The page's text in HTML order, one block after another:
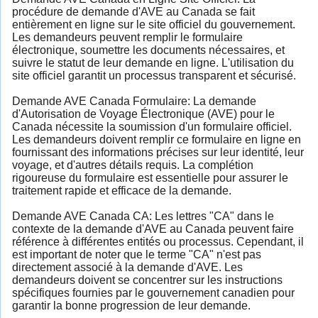
procédure de demande d'AVE au Canada se fait
entièrement en ligne sur le site officiel du gouvernement.
Les demandeurs peuvent remplir le formulaire
électronique, soumettre les documents nécessaires, et
suivre le statut de leur demande en ligne. L'utilisation du
site officiel garantit un processus transparent et sécurisé.
Demande AVE Canada Formulaire: La demande
d'Autorisation de Voyage Électronique (AVE) pour le
Canada nécessite la soumission d'un formulaire officiel.
Les demandeurs doivent remplir ce formulaire en ligne en
fournissant des informations précises sur leur identité, leur
voyage, et d'autres détails requis. La complétion
rigoureuse du formulaire est essentielle pour assurer le
traitement rapide et efficace de la demande.
Demande AVE Canada CA: Les lettres "CA" dans le
contexte de la demande d'AVE au Canada peuvent faire
référence à différentes entités ou processus. Cependant, il
est important de noter que le terme "CA" n'est pas
directement associé à la demande d'AVE. Les
demandeurs doivent se concentrer sur les instructions
spécifiques fournies par le gouvernement canadien pour
garantir la bonne progression de leur demande.